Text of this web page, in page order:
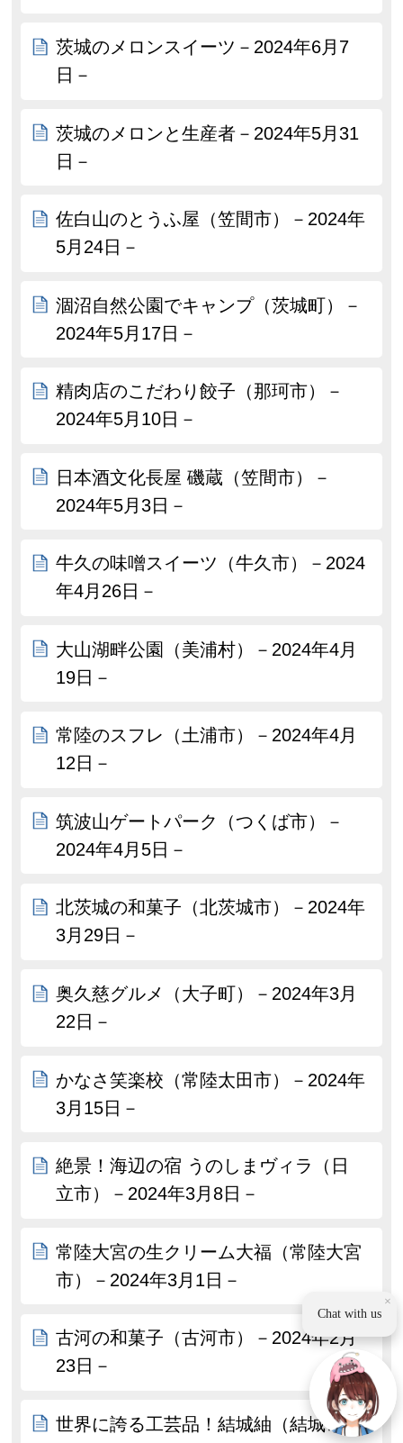
茨城のメロンスイーツ－2024年6月7
日－
茨城のメロンと生産者－2024年5月31
日－
佐白山のとうふ屋（笠間市）－2024年
5月24日－
涸沼自然公園でキャンプ（茨城町）－
2024年5月17日－
精肉店のこだわり餃子（那珂市）－
2024年5月10日－
日本酒文化長屋 磯蔵（笠間市）－
2024年5月3日－
牛久の味噌スイーツ（牛久市）－2024
年4月26日－
大山湖畔公園（美浦村）－2024年4月
19日－
常陸のスフレ（土浦市）－2024年4月
12日－
筑波山ゲートパーク（つくば市）－
2024年4月5日－
北茨城の和菓子（北茨城市）－2024年
3月29日－
奥久慈グルメ（大子町）－2024年3月
22日－
かなさ笑楽校（常陸太田市）－2024年
3月15日－
絶景！海辺の宿 うのしまヴィラ（日
立市）－2024年3月8日－
常陸大宮の生クリーム大福（常陸大宮
市）－2024年3月1日－
古河の和菓子（古河市）－2024年2月
23日－
世界に誇る工芸品！結城紬（結城市）
×
Chat with us